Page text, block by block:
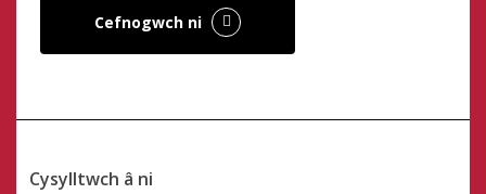
Cefnogwch ni
Cysylltwch â ni